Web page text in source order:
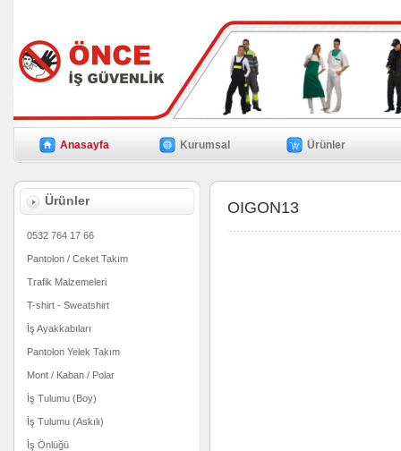
Anasayfa Kurumsal Ürünler
OIGON13
Ürünler
0532 764 17 66
Pantolon / Ceket Takım
Trafik Malzemeleri
T-shirt - Sweatshirt
İş Ayakkabıları
Pantolon Yelek Takım
Mont / Kaban / Polar
İş Tulumu (Boy)
İş Tulumu (Askılı)
İş Önlüğü